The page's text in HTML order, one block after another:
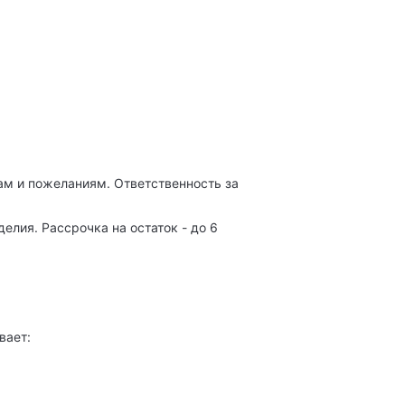
и пожеланиям. Ответственность за
Рассрочка на остаток - до 6